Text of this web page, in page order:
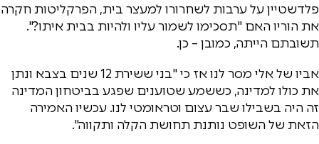
פלדשטיין על ערבות לשחרורו למעצר בית, הפרקליטות חקרה
את הוריו האם "תסכימו לשמור עליו ולהיות בבית איתו?".
תשובתם הייתה, כמובן – כן.
אביו של אלי מסר לנו אז כי "בני ששירת 12 שנים בצבא ונתן
את כולו למדינה, כששמע שטוענים שפגע בביטחון המדינה
זה היה בשבילו שבר עצום וטראומטי לנו. עכשיו האמירה
הזאת של השופט נותנת תחושת הקלה ותקווה".